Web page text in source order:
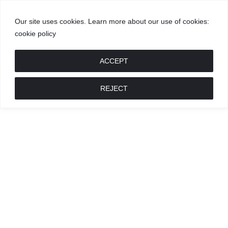
Our site uses cookies. Learn more about our use of cookies:
cookie policy
REJECT
ACCEPT
GROŽIS
MADA